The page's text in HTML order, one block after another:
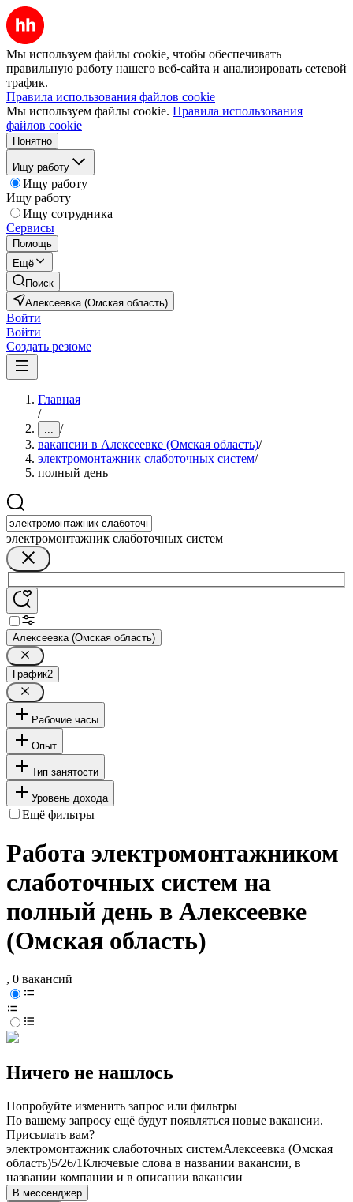
Мы используем файлы cookie, чтобы обеспечивать
правильную работу нашего веб-сайта и анализировать сетевой
трафик.
Правила использования файлов cookie
Мы используем файлы cookie. Правила использования
файлов cookie
Понятно
Ищу работу
Ищу работу
Ищу работу
Ищу сотрудника
Сервисы
Помощь
Ещё
Поиск
Алексеевка (Омская область)
Войти
Войти
Создать резюме
Главная
/
... /
вакансии в Алексеевке (Омская область)/
электромонтажник слаботочных систем/
полный день
электромонтажник слаботочных систем
Алексеевка (Омская область)
График2
Рабочие часы
Опыт
Тип занятости
Уровень дохода
Ещё фильтры
Работа электромонтажником
слаботочных систем на
полный день в Алексеевке
(Омская область)
, 0 вакансий
Ничего не нашлось
Попробуйте изменить запрос или фильтры
По вашему запросу ещё будут появляться новые вакансии.
Присылать вам?
электромонтажник слаботочных системАлексеевка (Омская
область)5/26/1Ключевые слова в названии вакансии, в
названии компании и в описании вакансии
В мессенджер